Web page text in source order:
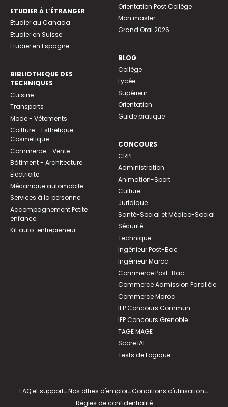
ETUDIER À L’ÉTRANGER
Etudier au Canada
Etudier en Suisse
Etudier en Espagne
BIBLIOTHEQUE DES
TECHNIQUES
Cuisine
Transports
Mode - Vêtements
Coiffure - Esthétique -
Cosmétique
Commerce - Vente
Bâtiment - Architecture
Électricité
Mécanique automobile
Services à la personne
Accompagnement Petite
enfance
Kit auto-entrepreneur
Orientation Post Collège
Mon master
Grand Oral 2026
BLOG
Collège
Lycée
Supérieur
Orientation
Guide pratique
CONCOURS
CRPE
Administration
Animation-Sport
Culture
Juridique
Santé-Social et Médico-Social
Sécurité
Technique
Ingénieur Post-Bac
Ingénieur Maroc
Commerce Post-Bac
Commerce Admission Parallèle
Commerce Maroc
IEP Concours Commun
IEP Concours Grenoble
TAGE MAGE
Score IAE
Tests de Logique
FAQ et support-Nos offres d'emploi-Conditions d'utilisation-
Règles de confidentialité